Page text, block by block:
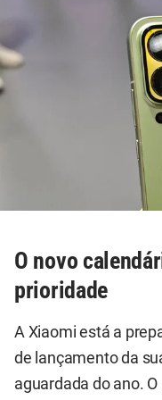
O novo
prioridade
A Xiaomi está a
de lançamento da
aguardada do ano.